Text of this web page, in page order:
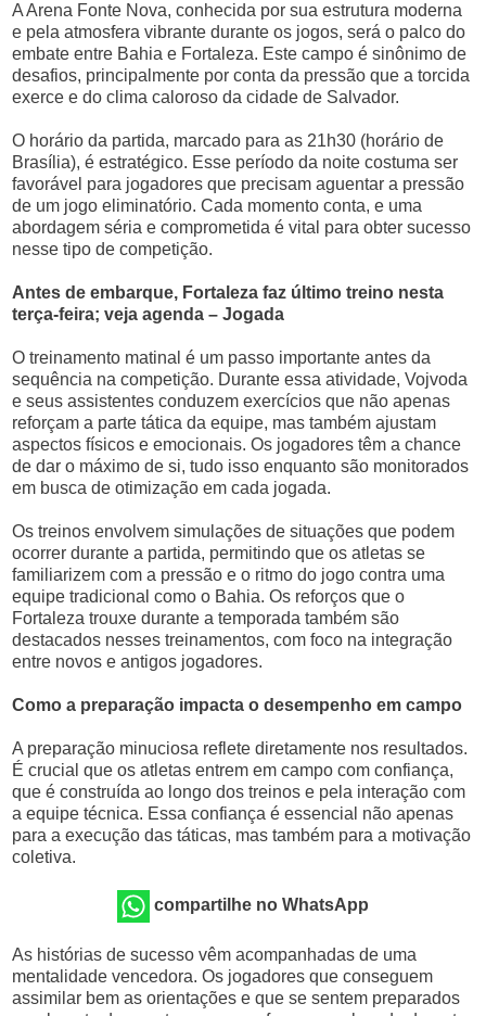
A Arena Fonte Nova, conhecida por sua estrutura moderna
e pela atmosfera vibrante durante os jogos, será o palco do
embate entre Bahia e Fortaleza. Este campo é sinônimo de
desafios, principalmente por conta da pressão que a torcida
exerce e do clima caloroso da cidade de Salvador.
O horário da partida, marcado para as 21h30 (horário de
Brasília), é estratégico. Esse período da noite costuma ser
favorável para jogadores que precisam aguentar a pressão
de um jogo eliminatório. Cada momento conta, e uma
abordagem séria e comprometida é vital para obter sucesso
nesse tipo de competição.
Antes de embarque, Fortaleza faz último treino nesta
terça-feira; veja agenda – Jogada
O treinamento matinal é um passo importante antes da
sequência na competição. Durante essa atividade, Vojvoda
e seus assistentes conduzem exercícios que não apenas
reforçam a parte tática da equipe, mas também ajustam
aspectos físicos e emocionais. Os jogadores têm a chance
de dar o máximo de si, tudo isso enquanto são monitorados
em busca de otimização em cada jogada.
Os treinos envolvem simulações de situações que podem
ocorrer durante a partida, permitindo que os atletas se
familiarizem com a pressão e o ritmo do jogo contra uma
equipe tradicional como o Bahia. Os reforços que o
Fortaleza trouxe durante a temporada também são
destacados nesses treinamentos, com foco na integração
entre novos e antigos jogadores.
Como a preparação impacta o desempenho em campo
A preparação minuciosa reflete diretamente nos resultados.
É crucial que os atletas entrem em campo com confiança,
que é construída ao longo dos treinos e pela interação com
a equipe técnica. Essa confiança é essencial não apenas
para a execução das táticas, mas também para a motivação
coletiva.
compartilhe no WhatsApp
As histórias de sucesso vêm acompanhadas de uma
mentalidade vencedora. Os jogadores que conseguem
assimilar bem as orientações e que se sentem preparados